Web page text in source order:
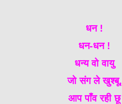
धन !
धन-धन !
धन्य वो वायु
जो संग ले खुश्बू,
आप पाँव रही छू